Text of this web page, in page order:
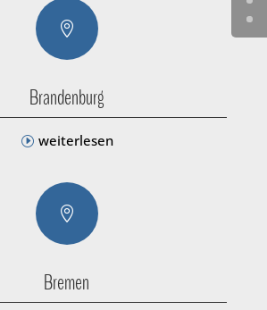

Brandenburg
weiterlesen

Bremen